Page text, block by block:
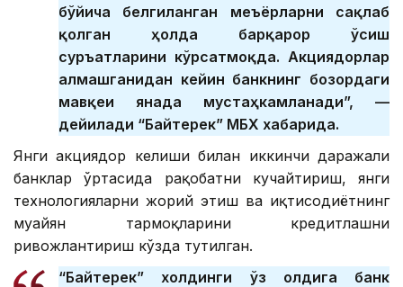
бўйича белгиланган меъёрларни сақлаб
қолган ҳолда барқарор ўсиш
суръатларини кўрсатмоқда. Акциядорлар
алмашганидан кейин банкнинг бозордаги
мавқеи янада мустаҳкамланади”, —
дейилади “Байтерек” МБХ хабарида.
Янги акциядор келиши билан иккинчи даражали
банклар ўртасида рақобатни кучайтириш, янги
технологияларни жорий этиш ва иқтисодиётнинг
муайян тармоқларини кредитлашни
ривожлантириш кўзда тутилган.
“Байтерек” холдинги ўз олдига банк